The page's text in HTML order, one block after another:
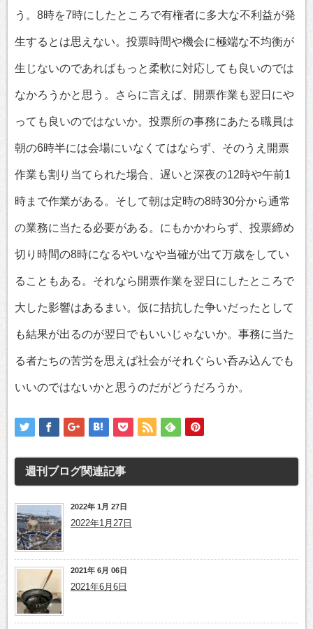
う。8時を7時にしたところで有権者に多大な不利益が発
生するとは思えない。投票時間や機会に極端な不均衡が
生じないのであればもっと柔軟に対応しても良いのでは
なかろうかと思う。さらに言えば、開票作業も翌日にや
っても良いのではないか。投票所の事務にあたる職員は
朝の6時半には会場にいなくてはならず、そのうえ開票
作業も割り当てられた場合、遅いと深夜の12時や午前1
時まで作業がある。そして朝は定時の8時30分から通常
の業務に当たる必要がある。にもかかわらず、投票締め
切り時間の8時になるやいなや当確が出て万歳をしてい
ることもある。それなら開票作業を翌日にしたところで
大した影響はあるまい。仮に拮抗した争いだったとして
も結果が出るのが翌日でもいいじゃないか。事務に当た
る者たちの苦労を思えば社会がそれぐらい呑み込んでも
いいのではないかと思うのだがどうだろうか。
週刊ブログ関連記事
2022年 1月 27日
2022年1月27日
2021年 6月 06日
2021年6月6日